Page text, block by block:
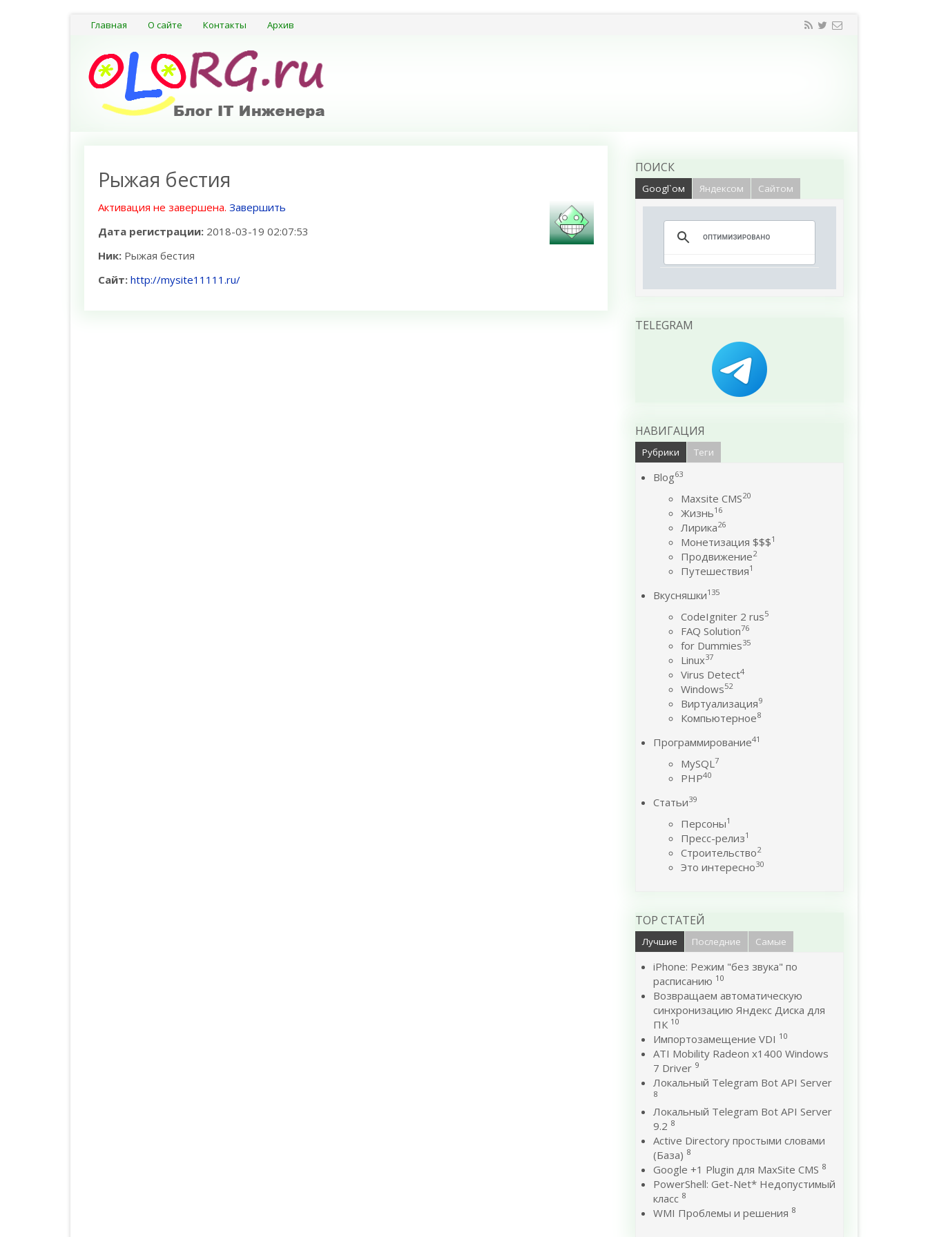
Главная О сайте Контакты Архив
Рыжая бестия
Активация не завершена. Завершить
Дата регистрации: 2018-03-19 02:07:53
Ник: Рыжая бестия
Сайт: http://mysite11111.ru/
ПОИСК
Googl`ом Яндексом Сайтом
TELEGRAM
НАВИГАЦИЯ
Рубрики Теги
Blog63
Maxsite CMS20
Жизнь16
Лирика26
Монетизация $$$1
Продвижение2
Путешествия1
Вкусняшки135
CodeIgniter 2 rus5
FAQ Solution76
for Dummies35
Linux37
Virus Detect4
Windows52
Виртуализация9
Компьютерное8
Программирование41
MySQL7
PHP40
Статьи39
Персоны1
Пресс-релиз1
Строительство2
Это интересно30
TOP СТАТЕЙ
Лучшие Последние Самые
iPhone: Режим "без звука" по
расписанию 10
Возвращаем автоматическую
синхронизацию Яндекс Диска для
ПК 10
Импортозамещение VDI 10
ATI Mobility Radeon x1400 Windows
7 Driver 9
Локальный Telegram Bot API Server
8
Локальный Telegram Bot API Server
9.2 8
Active Directory простыми словами
(База) 8
Google +1 Plugin для MaxSite CMS 8
PowerShell: Get-Net* Недопустимый
класс 8
WMI Проблемы и решения 8